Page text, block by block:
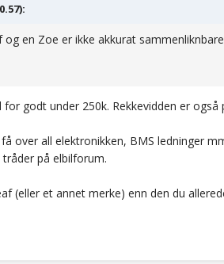
en Zoe er ikke akkurat
godt under 250k. Rekkevidden er også
over all elektronikken, BMS ledninger
på elbilforum.
(eller et annet merke) enn den du